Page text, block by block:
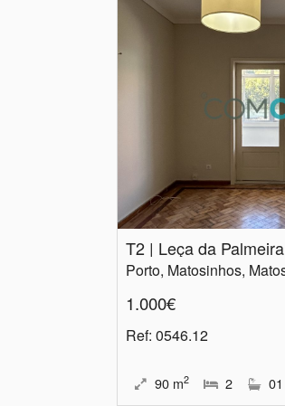
T2 | Leça da Palmeira
1.000€
Ref: 0546.12
90 m2 2 01